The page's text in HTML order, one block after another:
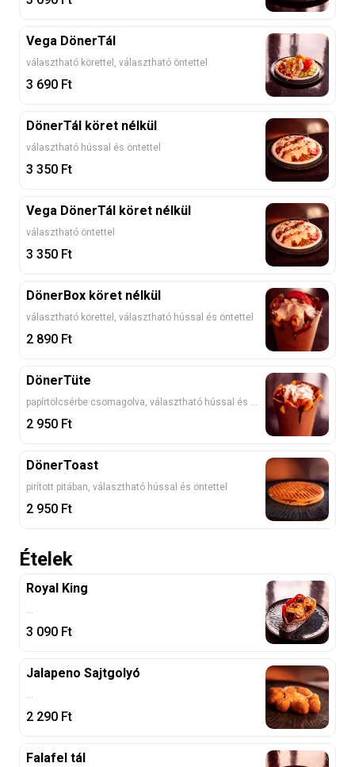
Vega DönerTál
választható körettel, választható öntettel
3 690 Ft
DönerTál köret nélkül
választható hússal és öntettel
3 350 Ft
Vega DönerTál köret nélkül
választható öntettel
3 350 Ft
DönerBox köret nélkül
választható körettel, választható hússal és öntettel
2 890 Ft
DönerTüte
papírtölcsérbe csomagolva, választható hússal és öntettel
2 950 Ft
DönerToast
pirított pitában, választható hússal és öntettel
2 950 Ft
Ételek
Royal King
...
3 090 Ft
Jalapeno Sajtgolyó
...
2 290 Ft
Falafel tál